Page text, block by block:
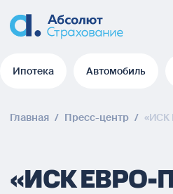
Ипотека Автомобиль
Главная / Пресс-центр / «ИСК
«ИСК ЕВРО-